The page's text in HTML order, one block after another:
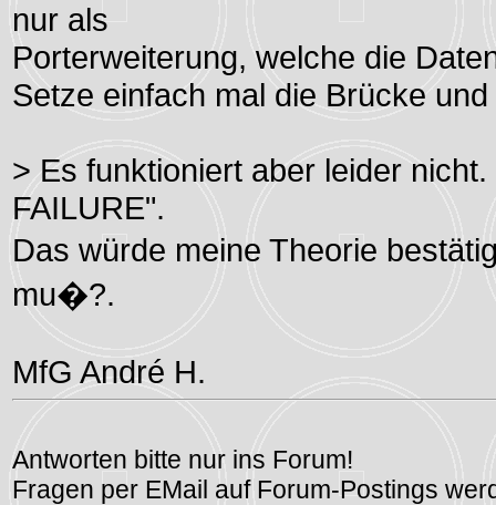
nur als
Porterweiterung, welche die
Setze einfach mal die Brücke
> Es funktioniert aber leider
FAILURE".
Das würde meine Theorie
mu�?.
MfG André H.
Antworten bitte nur ins Forum!
Fragen per EMail auf Forum-Postings